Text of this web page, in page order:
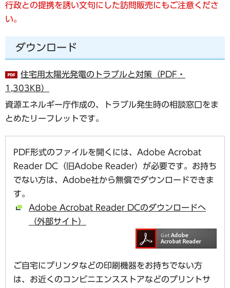
行政との提携を誘い文句にした訪問販売にもご注意くださ
い。
ダウンロード
住宅用太陽光発電のトラブルと対策（PDF・
1,303KB）
資源エネルギー庁作成の、トラブル発生時の相談窓口をま
とめたリーフレットです。
PDF形式のファイルを開くには、Adobe Acrobat
Reader DC（旧Adobe Reader）が必要です。お持ち
でない方は、Adobe社から無償でダウンロードできま
す。
Adobe Acrobat Reader DCのダウンロードへ
（外部サイト）
ご自宅にプリンタなどの印刷機器をお持ちでない方
は、お近くのコンビニエンスストアなどのプリントサ